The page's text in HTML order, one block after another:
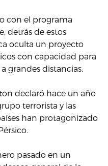
con el programa
detrás de estos
oculta un proyecto
con capacidad para
grandes distancias.
declaró hace un año
terrorista y las
han protagonizado
pasado en un